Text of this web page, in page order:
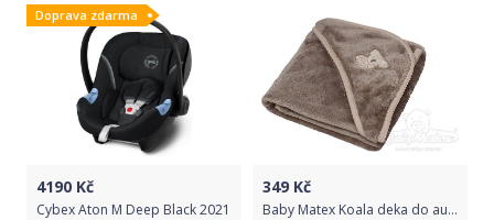
Doprava zdarma
4190 Kč
Cybex Aton M Deep Black 2021
349 Kč
Baby Matex Koala deka do autosedačky Sv. Hnědá